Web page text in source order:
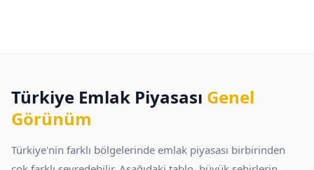
Türkiye Emlak Piyasası Genel
Görünüm
Türkiye'nin farklı bölgelerinde emlak piyasası birbirinden